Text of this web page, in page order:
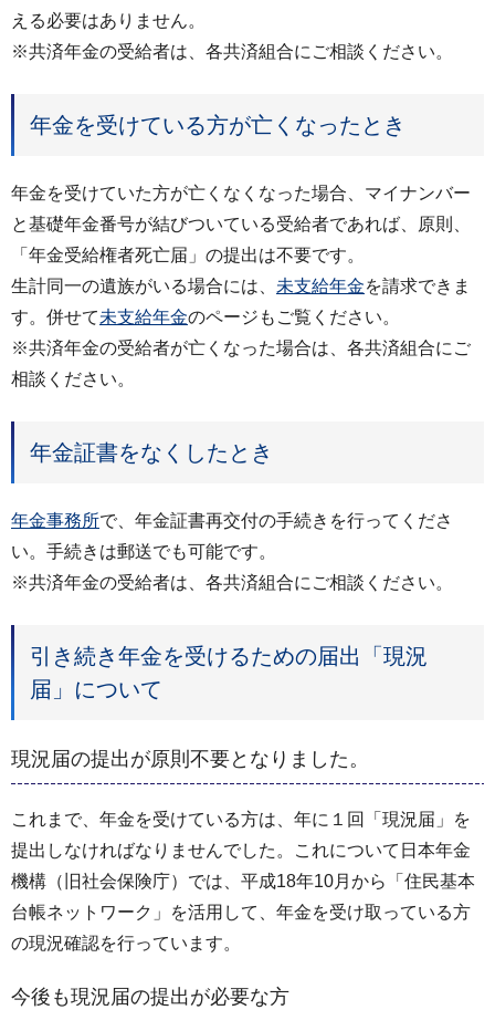
える必要はありません。
※共済年金の受給者は、各共済組合にご相談ください。
年金を受けている方が亡くなったとき
年金を受けていた方が亡くなくなった場合、マイナンバー
と基礎年金番号が結びついている受給者であれば、原則、
「年金受給権者死亡届」の提出は不要です。
生計同一の遺族がいる場合には、 未支給年金を請求できま
す。併せて未支給年金のページもご覧ください。
※共済年金の受給者が亡くなった場合は、各共済組合にご
相談ください。
年金証書をなくしたとき
年金事務所で、年金証書再交付の手続きを行ってくださ
い。手続きは郵送でも可能です。
※共済年金の受給者は、各共済組合にご相談ください。
引き続き年金を受けるための届出「現況
届」について
現況届の提出が原則不要となりました。
これまで、年金を受けている方は、年に１回「現況届」を
提出しなければなりませんでした。これについて日本年金
機構（旧社会保険庁）では、平成18年10月から「住民基本
台帳ネットワーク」を活用して、年金を受け取っている方
の現況確認を行っています。
今後も現況届の提出が必要な方